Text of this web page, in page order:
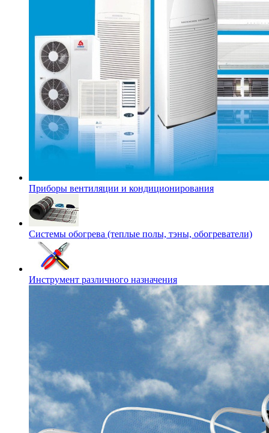
Приборы вентиляции и кондиционирования
Системы обогрева (теплые полы, тэны, обогреватели)
Инструмент различного назначения